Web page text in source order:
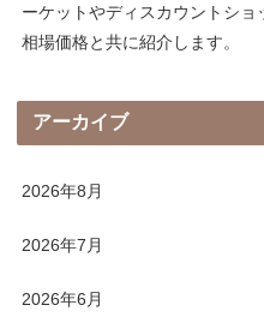
ーケットやディスカウントショ
相場価格と共に紹介します。
アーカイブ
2026年8月
2026年7月
2026年6月